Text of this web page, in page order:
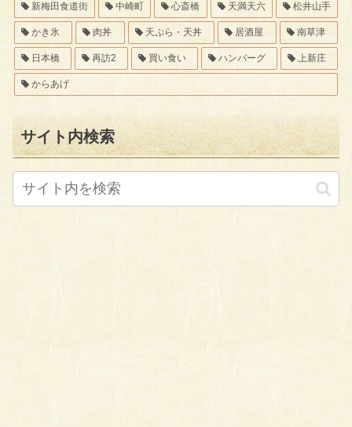
新梅田食道街 中崎町 心斎橋 天満天六 松井山手
かき氷 肉丼 天ぷら・天丼 居酒屋 南草津
日本橋 再訪2 買い食い ハンバーグ 上新庄
からあげ
サイト内検索